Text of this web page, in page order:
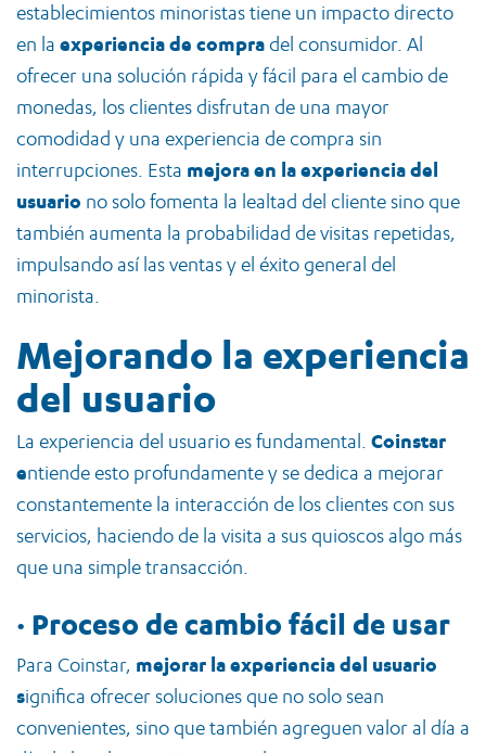
establecimientos minoristas tiene un impacto directo
en la experiencia de compradel consumidor. Al
ofrecer una solución rápida y fácil para el cambio de
monedas, los clientes disfrutan de una mayor
comodidad y una experiencia de compra sin
interrupciones. Esta mejora en la experiencia del
usuario no solo fomenta la lealtad del cliente sino que
también aumenta la probabilidad de visitas repetidas,
impulsando así las ventas y el éxito general del
minorista.
Mejorando la experiencia
del usuario
La experiencia del usuario es fundamental. Coinstar
entiende esto profundamente y se dedica a mejorar
constantemente la interacción de los clientes con sus
servicios, haciendo de la visita a sus quioscos algo más
que una simple transacción.
· Proceso de cambio fácil de usar
Para Coinstar, mejorar la experiencia del usuario
significa ofrecer soluciones que no solo sean
convenientes, sino que también agreguen valor al día a